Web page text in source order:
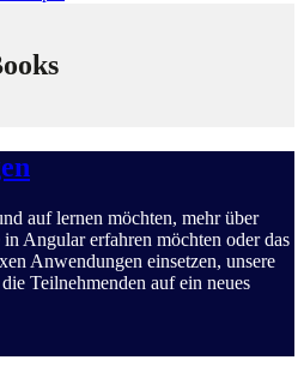
auf lernen möchten, mehr über
Angular erfahren möchten oder das
Anwendungen einsetzen, unsere
Teilnehmenden auf ein neues